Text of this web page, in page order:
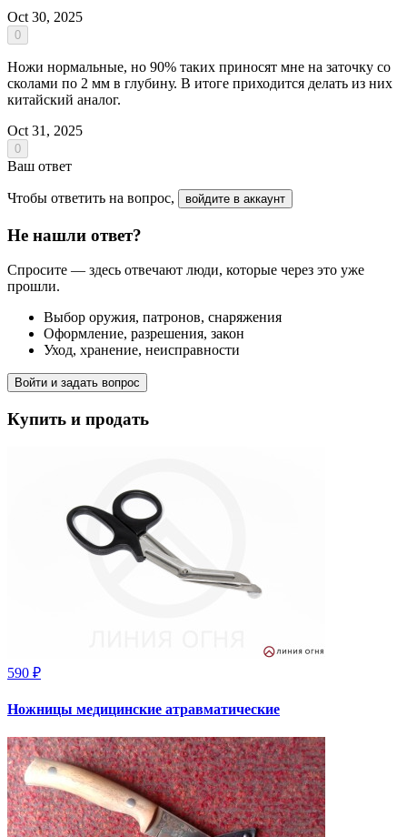
Oct 30, 2025
0
Ножи нормальные, но 90% таких приносят мне на заточку со
сколами по 2 мм в глубину. В итоге приходится делать из них
китайский аналог.
Oct 31, 2025
0
Ваш ответ
Чтобы ответить на вопрос, войдите в аккаунт
Не нашли ответ?
Спросите — здесь отвечают люди, которые через это уже
прошли.
Выбор оружия, патронов, снаряжения
Оформление, разрешения, закон
Уход, хранение, неисправности
Войти и задать вопрос
Купить и продать
590 ₽
Ножницы медицинские атравматические